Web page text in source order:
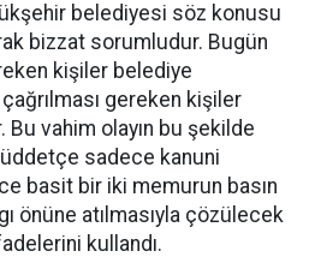
belediyesi söz konusu
bizzat sorumludur. Bugün
kişiler belediye
gereken kişiler
Bu vahim olayın bu şekilde
sadece kanuni
basit bir iki memurun basın
önüne atılmasıyla çözülecek
kullandı.